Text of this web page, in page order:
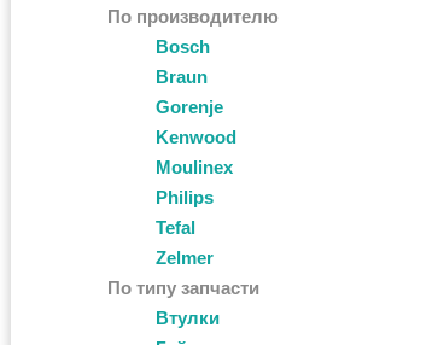
По производителю
Bosch
Braun
Gorenje
Kenwood
Moulinex
Philips
Tefal
Zelmer
По типу запчасти
Втулки